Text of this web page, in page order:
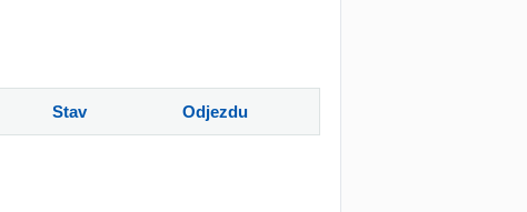
Stav Odjezdu